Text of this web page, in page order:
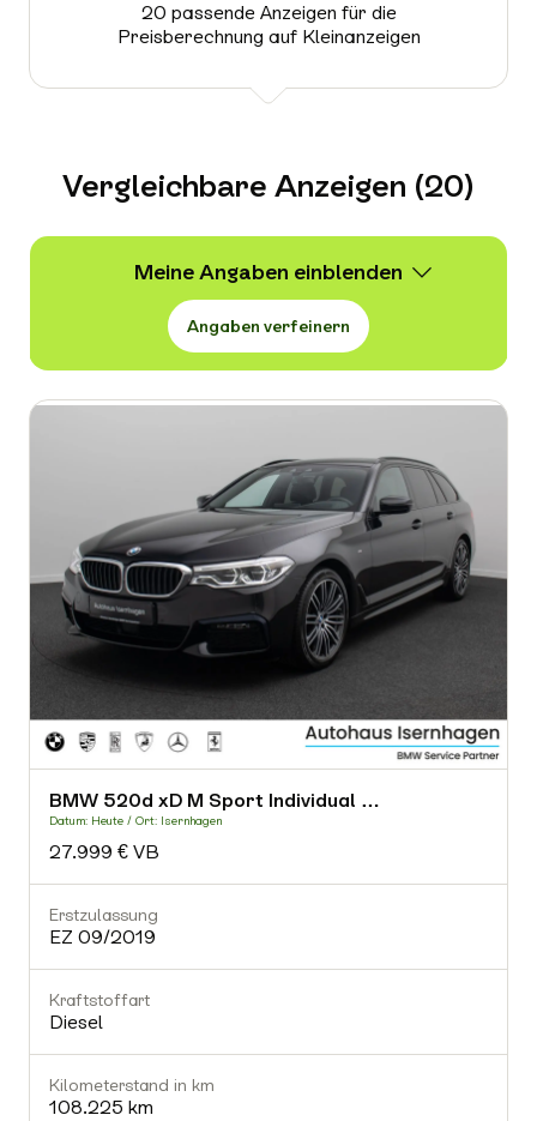
20 passende Anzeigen für die
Preisberechnung auf Kleinanzeigen
Vergleichbare Anzeigen (20)
Meine Angaben
Angaben verfeinern
Wert
28.999 € VB
Erstzulassung
-
Kraftstoffart
Kilometerstand in km
-
-
BMW 520d xD M Sport Individual …
Datum: Heute / Ort: Isernhagen
27.999 € VB
Erstzulassung
EZ 09/2019
Kraftstoffart
Diesel
Kilometerstand in km
108.225 km